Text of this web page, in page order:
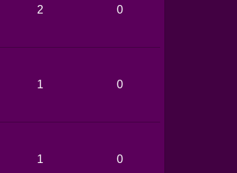
2 0
1 0
1 0